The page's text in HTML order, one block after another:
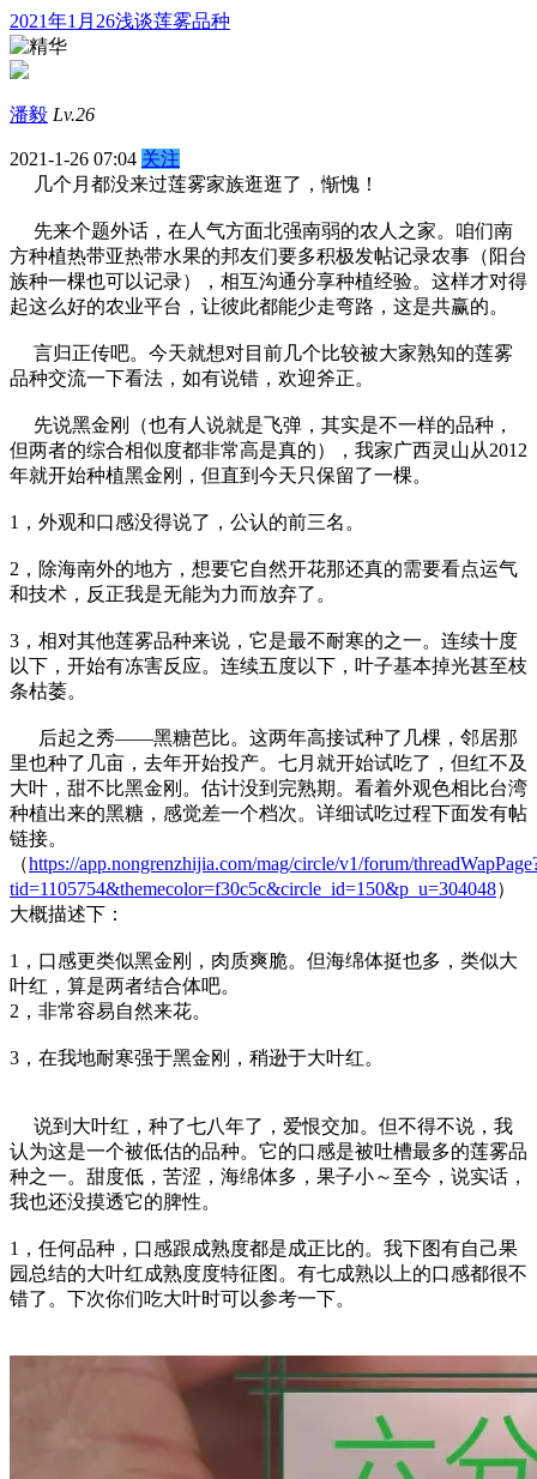
2021年1月26浅谈莲雾品种
潘毅 Lv.26
2021-1-26 07:04 关注
几个月都没来过莲雾家族逛逛了，惭愧！
先来个题外话，在人气方面北强南弱的农人之家。咱们南
方种植热带亚热带水果的邦友们要多积极发帖记录农事（阳台
族种一棵也可以记录），相互沟通分享种植经验。这样才对得
起这么好的农业平台，让彼此都能少走弯路，这是共赢的。
言归正传吧。今天就想对目前几个比较被大家熟知的莲雾
品种交流一下看法，如有说错，欢迎斧正。
先说黑金刚（也有人说就是飞弹，其实是不一样的品种，
但两者的综合相似度都非常高是真的），我家广西灵山从2012
年就开始种植黑金刚，但直到今天只保留了一棵。
1，外观和口感没得说了，公认的前三名。
2，除海南外的地方，想要它自然开花那还真的需要看点运气
和技术，反正我是无能为力而放弃了。
3，相对其他莲雾品种来说，它是最不耐寒的之一。连续十度
以下，开始有冻害反应。连续五度以下，叶子基本掉光甚至枝
条枯萎。
后起之秀——黑糖芭比。这两年高接试种了几棵，邻居那
里也种了几亩，去年开始投产。七月就开始试吃了，但红不及
大叶，甜不比黑金刚。估计没到完熟期。看着外观色相比台湾
种植出来的黑糖，感觉差一个档次。详细试吃过程下面发有帖
链接。
（https://app.nongrenzhijia.com/mag/circle/v1/forum/
tid=1105754&themecolor=f30c5c&circle_id=150&p_u=304048）
大概描述下：
1，口感更类似黑金刚，肉质爽脆。但海绵体挺也多，类似大
叶红，算是两者结合体吧。
2，非常容易自然来花。
3，在我地耐寒强于黑金刚，稍逊于大叶红。
说到大叶红，种了七八年了，爱恨交加。但不得不说，我
认为这是一个被低估的品种。它的口感是被吐槽最多的莲雾品
种之一。甜度低，苦涩，海绵体多，果子小～至今，说实话，
我也还没摸透它的脾性。
1，任何品种，口感跟成熟度都是成正比的。我下图有自己果
园总结的大叶红成熟度度特征图。有七成熟以上的口感都很不
错了。下次你们吃大叶时可以参考一下。